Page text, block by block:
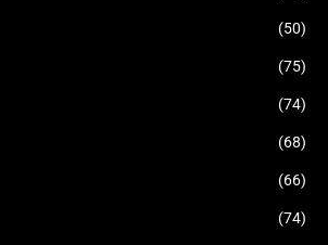
(50)
(75)
(74)
(68)
(66)
(74)